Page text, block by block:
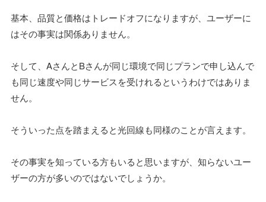
基本、品質と価格はトレードオフになりますが、ユーザーに
はその事実は関係ありません。
そして、AさんとBさんが同じ環境で同じプランで申し込んで
も同じ速度や同じサービスを受けれるというわけではありま
せん。
そういった点を踏まえると光回線も同様のことが言えます。
その事実を知っている方もいると思いますが、知らないユー
ザーの方が多いのではないでしょうか。